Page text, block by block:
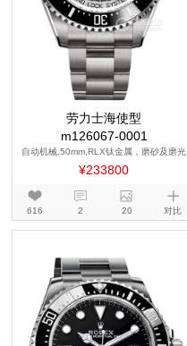
劳力士海使型
m126067-0001
自动机械,50mm,RLX钛金属，磨砂及磨光
¥233800
616 2 20 对比